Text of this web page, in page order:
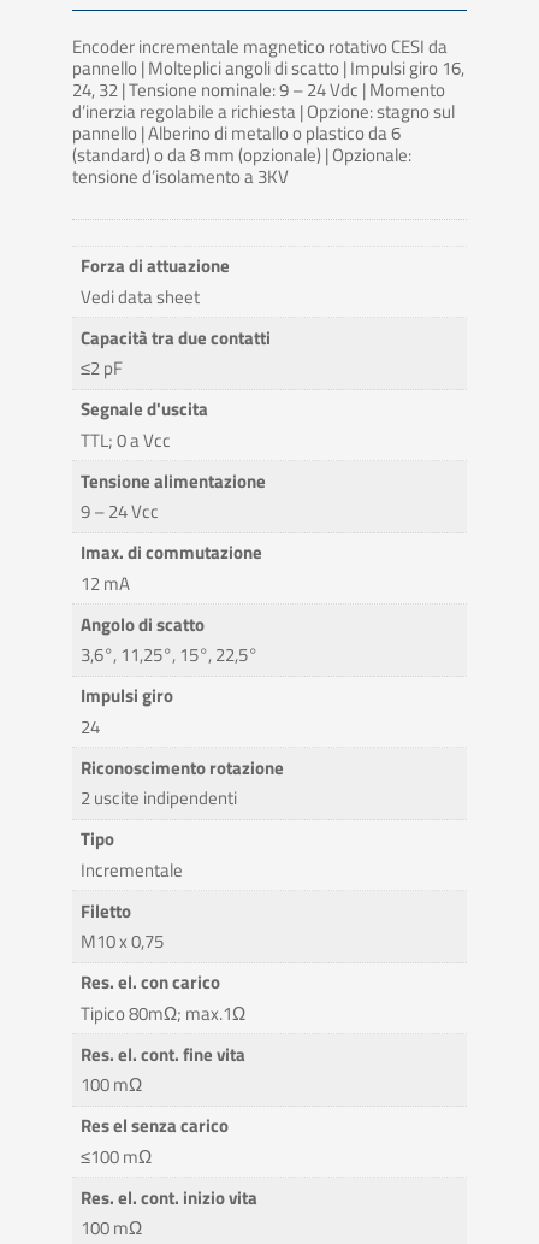
Encoder incrementale magnetico rotativo CESI da
pannello | Molteplici angoli di scatto | Impulsi giro 16,
24, 32 | Tensione nominale: 9 – 24 Vdc | Momento
d’inerzia regolabile a richiesta | Opzione: stagno sul
pannello | Alberino di metallo o plastico da 6
(standard) o da 8 mm (opzionale) | Opzionale:
tensione d’isolamento a 3KV
Forza di attuazione
Vedi data sheet
Capacità tra due contatti
≤2 pF
Segnale d'uscita
TTL; 0 a Vcc
Tensione alimentazione
9 – 24 Vcc
Imax. di commutazione
12 mA
Angolo di scatto
3,6°, 11,25°, 15°, 22,5°
Impulsi giro
24
Riconoscimento rotazione
2 uscite indipendenti
Tipo
Incrementale
Filetto
M10 x 0,75
Res. el. con carico
Tipico 80mΩ; max.1Ω
Res. el. cont. fine vita
100 mΩ
Res el senza carico
≤100 mΩ
Res. el. cont. inizio vita
100 mΩ